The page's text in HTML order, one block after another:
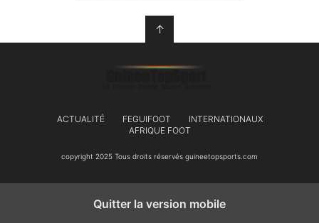
↑
ACTUALITÉ FEGUIFOOT
INTERNATIONAUX
AFRIQUE FOOT
copyright 2025 Tous droits réservés guineetopsports.com
Quitter la version mobile